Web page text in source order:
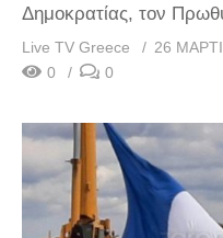
Δημοκρατίας, τον
Live TV Greece
26
0
0